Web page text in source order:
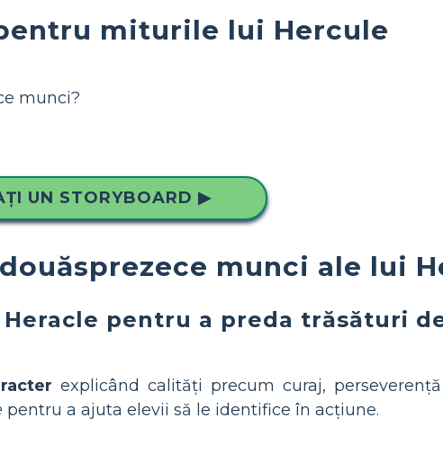
miturile lui Hercule
munci?
UN STORYBOARD ▶
munci ale lui
pentru a preda trăsături
explicând calități precum curaj,
pentru a ajuta elevii să le identifice în acțiune.